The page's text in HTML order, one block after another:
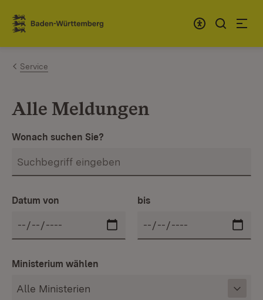
Zum Inhalt springen
Link zur Startseite
Service
Alle Meldungen
Wonach suchen Sie?
Datum von bis
Ministerium wählen